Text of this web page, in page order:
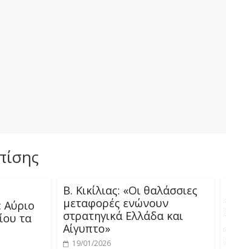
Αύριο
τα
Β. Κικίλιας: «Οι θαλάσσιες
μεταφορές ενώνουν
στρατηγικά Ελλάδα και
Αίγυπτο»
19/01/2026